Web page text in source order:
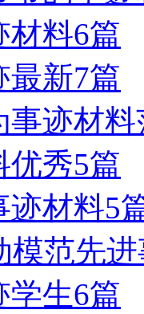
材料6篇
最新7篇
迹材料
优秀5篇
迹材料5
模范先
学生6篇